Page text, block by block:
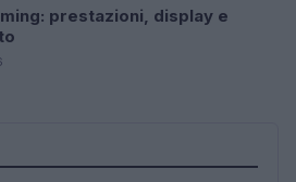
prestazioni, display e